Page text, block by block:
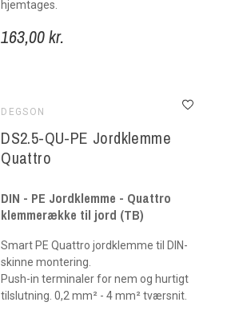
163,00 kr.
hjemtages.
DEGSON
DS2.5-QU-PE Jordklemme
Quattro
DIN - PE Jordklemme - Quattro
klemmerække til jord (TB)
Smart PE Quattro jordklemme til DIN-
skinne montering.
Push-in terminaler for nem og hurtigt
tilslutning. 0,2 mm² - 4 mm² tværsnit.